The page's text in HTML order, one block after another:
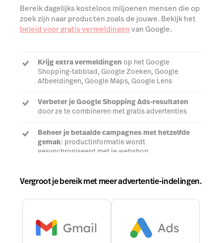
Bereik dagelijks kosteloos miljoenen mensen die op
zoek zijn naar producten zoals de jouwe. Bekijk het
beleid voor gratis vermeldingenvan Google.
Krijg extra vermeldingen op het Google
Shopping-tabblad, Google Zoeken, Google
Afbeeldingen, Google Maps, Google Lens
Verbeter je Google Shopping Ads-resultaten
door ze te combineren met gratis advertenties
Beheer je betaalde campagnes met hetzelfde
gemak: productinformatie wordt
gesynchroniseerd met je webshop
Praat met een expert
Vergroot je bereik met meer advertentie-indelingen.